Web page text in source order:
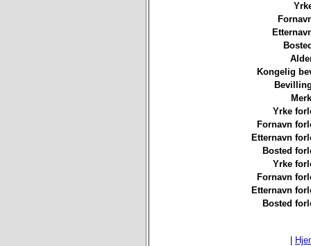
Kongelig
Yrke
Fornavn
Etternavn
Bosted
Yrke
Fornavn
Etternavn
Bosted